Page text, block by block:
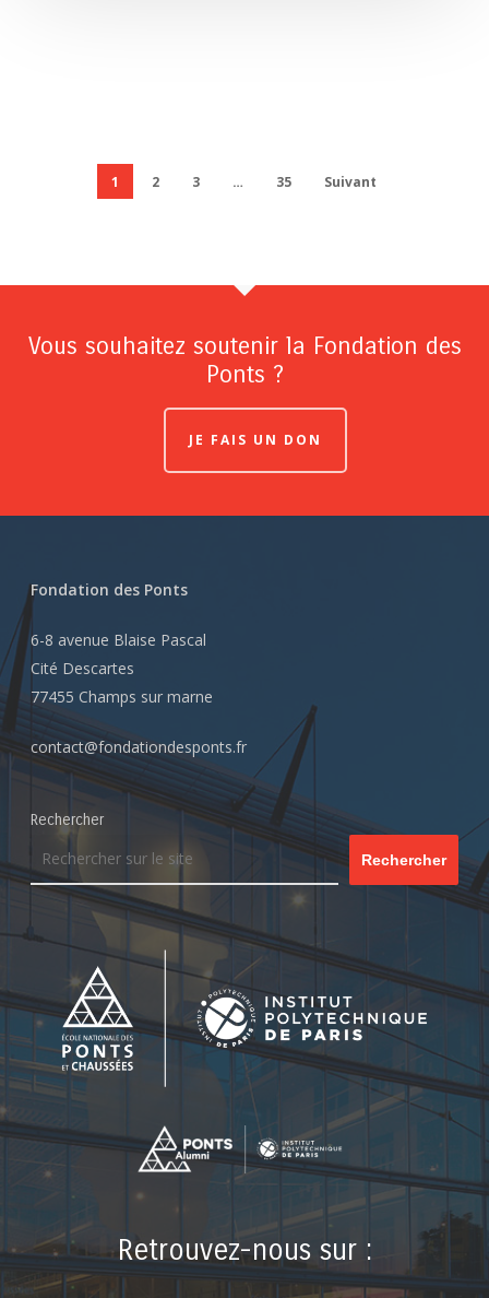
1 2 3 … 35 Suivant
Vous souhaitez soutenir la Fondation des
Ponts ?
JE FAIS UN DON
Fondation des Ponts
6-8 avenue Blaise Pascal
Cité Descartes
77455 Champs sur marne
contact@fondationdesponts.fr
Rechercher
Rechercher
Retrouvez-nous sur :